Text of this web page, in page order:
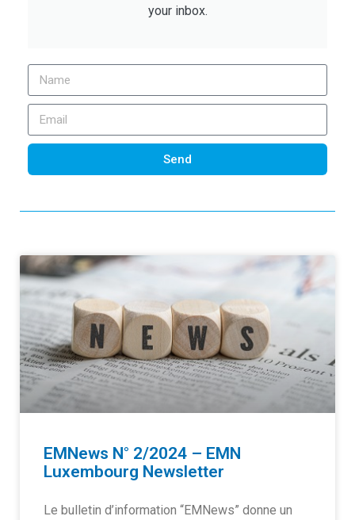
your inbox.
Send
EMNews N° 2/2024 – EMN
Luxembourg Newsletter
Le bulletin d’information “EMNews” donne un